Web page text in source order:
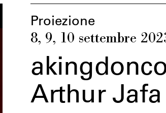
Proiezione
8, 9, 10 settembre
Arthur Jafa